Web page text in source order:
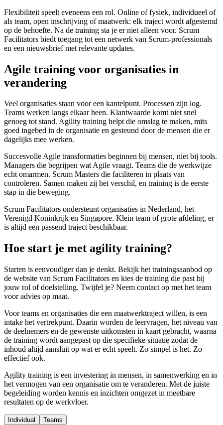
Flexibiliteit speelt eveneens een rol. Online of fysiek, individueel of
als team, open inschrijving of maatwerk: elk traject wordt afgestemd
op de behoefte. Na de training sta je er niet alleen voor. Scrum
Facilitators biedt toegang tot een netwerk van Scrum-professionals
en een nieuwsbrief met relevante updates.
Agile training voor organisaties in
verandering
Veel organisaties staan voor een kantelpunt. Processen zijn log.
Teams werken langs elkaar heen. Klantwaarde komt niet snel
genoeg tot stand. Agility training helpt die omslag te maken, mits
goed ingebed in de organisatie en gesteund door de mensen die er
dagelijks mee werken.
Succesvolle Agile transformaties beginnen bij mensen, niet bij tools.
Managers die begrijpen wat Agile vraagt. Teams die de werkwijze
echt omarmen. Scrum Masters die faciliteren in plaats van
controleren. Samen maken zij het verschil, en training is de eerste
stap in die beweging.
Scrum Facilitators ondersteunt organisaties in Nederland, het
Verenigd Koninkrijk en Singapore. Klein team of grote afdeling, er
is altijd een passend traject beschikbaar.
Hoe start je met agility training?
Starten is eenvoudiger dan je denkt. Bekijk het trainingsaanbod op
de website van Scrum Facilitators en kies de training die past bij
jouw rol of doelstelling. Twijfel je? Neem contact op met het team
voor advies op maat.
Voor teams en organisaties die een maatwerktraject willen, is een
intake het vertrekpunt. Daarin worden de leervragen, het niveau van
de deelnemers en de gewenste uitkomsten in kaart gebracht, waarna
de training wordt aangepast op die specifieke situatie zodat de
inhoud altijd aansluit op wat er echt speelt. Zo simpel is het. Zo
effectief ook.
Agility training is een investering in mensen, in samenwerking en in
het vermogen van een organisatie om te veranderen. Met de juiste
begeleiding worden kennis en inzichten omgezet in meetbare
resultaten op de werkvloer.
Individual Teams